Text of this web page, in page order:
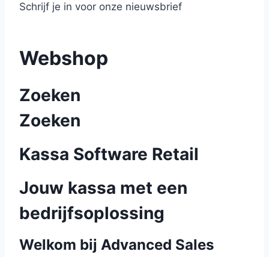
Schrijf je in voor onze nieuwsbrief
Webshop
Zoeken
Zoeken
Kassa Software Retail
Jouw kassa met een
bedrijfsoplossing
Welkom bij Advanced Sales